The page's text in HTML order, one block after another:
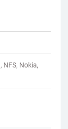
, NFS, Nokia,